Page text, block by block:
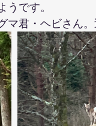
うです。
マ君・ヘビさん